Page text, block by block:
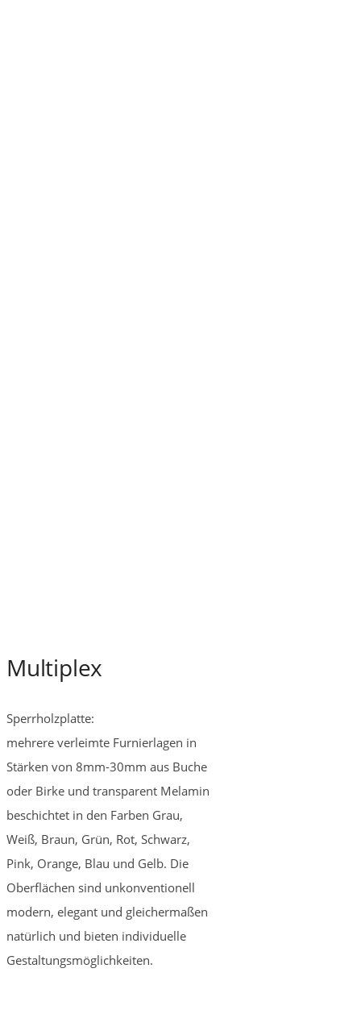
Multiplex
Sperrholzplatte:
mehrere verleimte Furnierlagen in
Stärken von 8mm-30mm aus Buche
oder Birke und transparent Melamin
beschichtet in den Farben Grau,
Weiß, Braun, Grün, Rot, Schwarz,
Pink, Orange, Blau und Gelb. Die
Oberflächen sind unkonventionell
modern, elegant und gleichermaßen
natürlich und bieten individuelle
Gestaltungsmöglichkeiten.